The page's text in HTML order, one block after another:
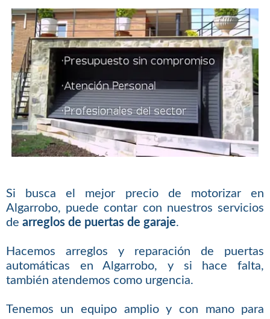
Si busca el mejor precio de motorizar en
Algarrobo, puede contar con nuestros servicios
de arreglos de puertas de garaje.
Hacemos arreglos y reparación de puertas
automáticas en Algarrobo, y si hace falta,
también atendemos como urgencia.
Tenemos un equipo amplio y con mano para